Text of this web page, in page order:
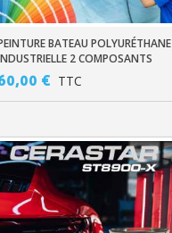
Ajouter Au Panier
BATEAU POLYURÉTHANE
2 COMPOSANTS
HAUTE PERFORMANCE
€ TTC